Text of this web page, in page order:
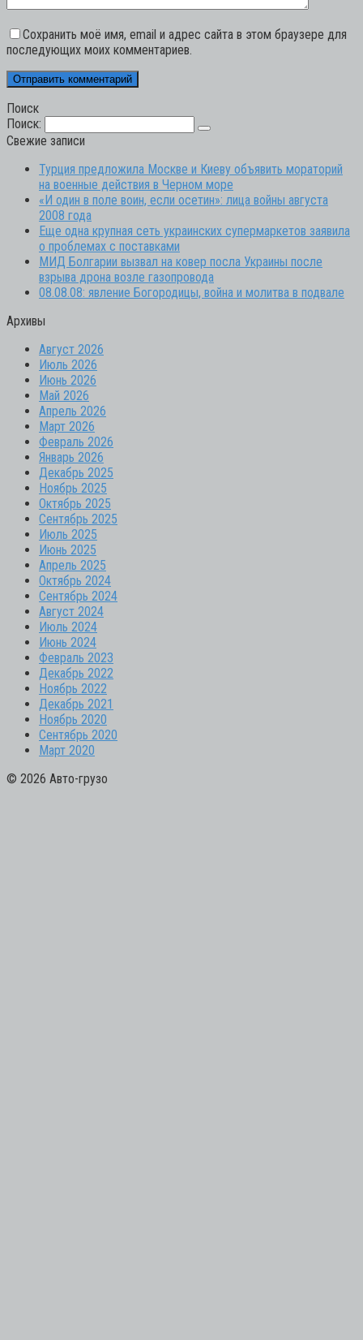
Сохранить моё имя, email и адрес сайта в этом браузере для
последующих моих комментариев.
Поиск
Поиск:
Свежие записи
Турция предложила Москве и Киеву объявить мораторий
на военные действия в Черном море
«И один в поле воин, если осетин»: лица войны августа
2008 года
Еще одна крупная сеть украинских супермаркетов заявила
о проблемах с поставками
МИД Болгарии вызвал на ковер посла Украины после
взрыва дрона возле газопровода
08.08.08: явление Богородицы, война и молитва в подвале
Архивы
Август 2026
Июль 2026
Июнь 2026
Май 2026
Апрель 2026
Март 2026
Февраль 2026
Январь 2026
Декабрь 2025
Ноябрь 2025
Октябрь 2025
Сентябрь 2025
Июль 2025
Июнь 2025
Апрель 2025
Октябрь 2024
Сентябрь 2024
Август 2024
Июль 2024
Июнь 2024
Февраль 2023
Декабрь 2022
Ноябрь 2022
Декабрь 2021
Ноябрь 2020
Сентябрь 2020
Март 2020
© 2026 Авто-грузо